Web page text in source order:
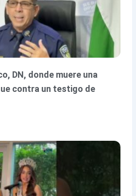
DN, donde muere una
contra un testigo de